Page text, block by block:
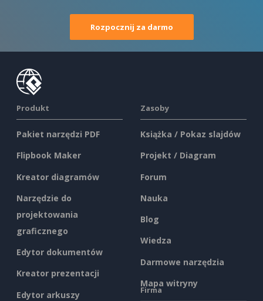
Rozpocznij za darmo
Produkt
Pakiet narzędzi PDF
Flipbook Maker
Kreator diagramów
Narzędzie do
projektowania
graficznego
Edytor dokumentów
Kreator prezentacji
Edytor arkuszy
Zasoby
Książka / Pokaz slajdów
Projekt / Diagram
Forum
Nauka
Blog
Wiedza
Darmowe narzędzia
Mapa witryny
Firma